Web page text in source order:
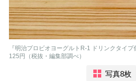
『明治プロビオヨーグルトR-1 ドリンクタイプ
125円（税抜・編集部調べ）
写真8枚